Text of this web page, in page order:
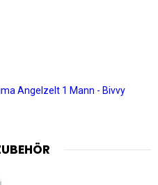
Angelzelt 1 Mann - Bivvy